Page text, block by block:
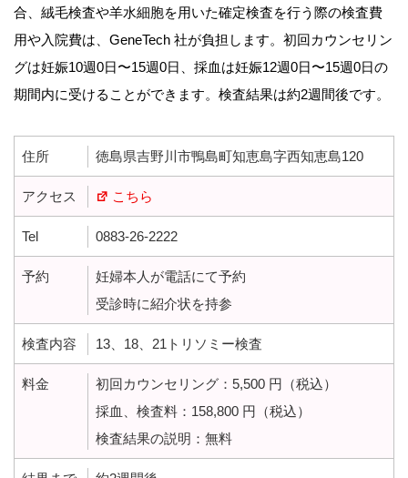
合、絨毛検査や羊水細胞を用いた確定検査を行う際の検査費
用や入院費は、GeneTech 社が負担します。初回カウンセリン
グは妊娠10週0日〜15週0日、採血は妊娠12週0日〜15週0日の
期間内に受けることができます。検査結果は約2週間後です。
住所 徳島県吉野川市鴨島町知恵島字西知恵島120
アクセス こちら
Tel 0883-26-2222
予約
妊婦本人が電話にて予約
受診時に紹介状を持参
検査内容 13、18、21トリソミー検査
料金
初回カウンセリング：5,500 円（税込）
採血、検査料：158,800 円（税込）
検査結果の説明：無料